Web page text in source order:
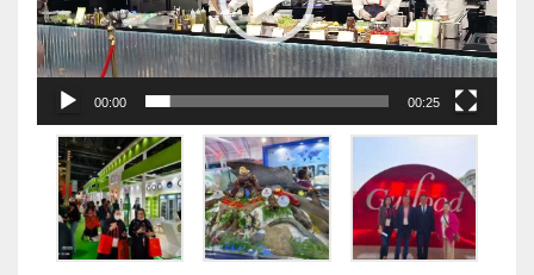
器
00:00 00:25